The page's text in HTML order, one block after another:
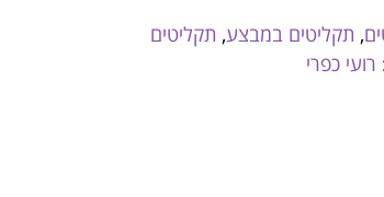
, תקליטים במבצע, תקליטים
רועי כפרי